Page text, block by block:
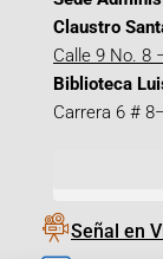
Claustro
Calle 9 No. 8
Biblioteca
Carrera 6 #
Señal en